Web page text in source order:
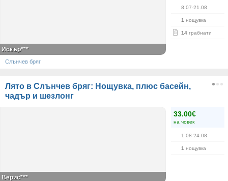
8.07-21.08
1 нощувка
14 грабнати
Искър***
Слънчев бряг
Лято в Слънчев бряг: Нощувка, плюс басейн,
чадър и шезлонг
33.00€
на човек
1.08-24.08
1 нощувка
Верис***